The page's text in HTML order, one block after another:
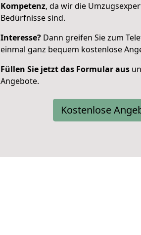
Kompetenz, da wir die
Bedürfnisse sind.
Interesse? Dann greifen Sie zum
einmal ganz bequem kostenlose
Füllen Sie jetzt das Formular aus
Angebote.
Kostenlose